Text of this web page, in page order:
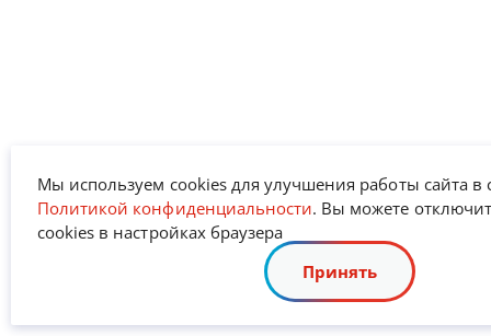
Мы используем cookies для улучшения работы сайта в
Политикой конфиденциальности. Вы можете
cookies в настройках браузера
Принять